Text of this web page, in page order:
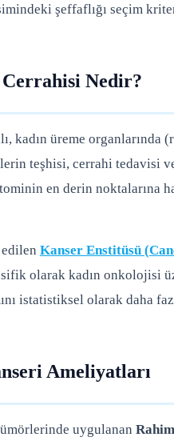
şeffaflığı seçim
Nedir?
kadın üreme
teşhisi, cerrahi tedavisi
en derin noktalarına
Kanser Enstitüsü
olarak kadın onkolojisi
istatistiksel olarak daha
Ameliyatları
uygulanan